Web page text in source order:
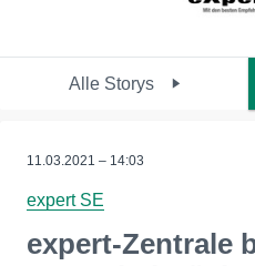
Alle Storys
11.03.2021 – 14:03
expert SE
expert-Zentrale